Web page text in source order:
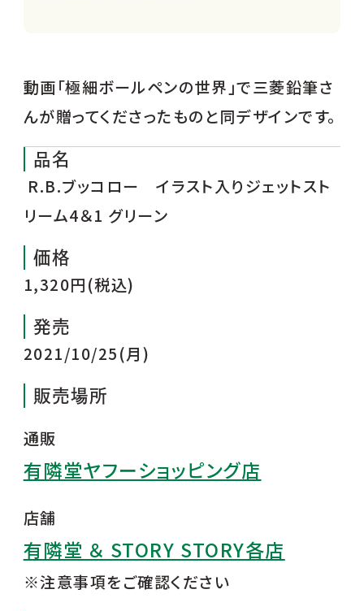
動画「極細ボールペンの世界」で三菱鉛筆さ
んが贈ってくださったものと同デザインです。
品名
R.B.ブッコロー イラスト入りジェットスト
リーム4＆1 グリーン
価格
1,320円(税込)
発売
2021/10/25(月)
販売場所
通販
有隣堂ヤフーショッピング店
店舗
有隣堂 ＆ STORY STORY各店
※注意事項をご確認ください